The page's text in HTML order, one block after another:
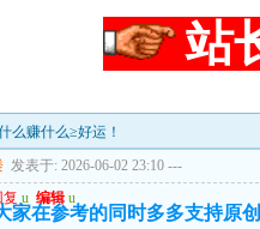
站
么赚什么≥好运！
发表于: 2026-06-02 23:10 ---
复 u 编辑 u
家在参考的同时多多支持原